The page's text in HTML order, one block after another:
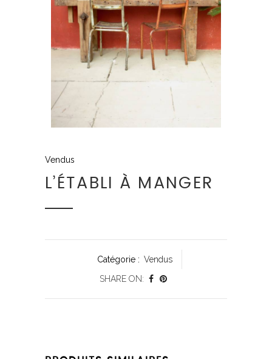
Vendus
L’ÉTABLI À MANGER
Catégorie : Vendus
SHARE ON: